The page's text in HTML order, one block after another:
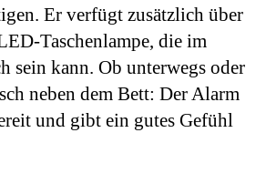
Er verfügt zusätzlich über
Taschenlampe, die im
sein kann. Ob unterwegs oder
neben dem Bett: Der Alarm
und gibt ein gutes Gefühl